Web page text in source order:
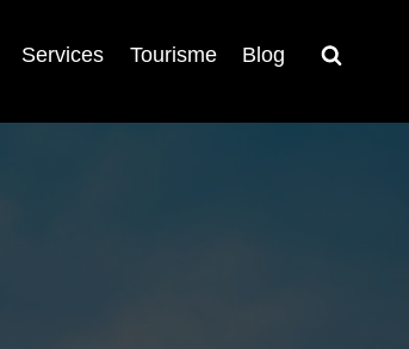
Services Tourisme Blog